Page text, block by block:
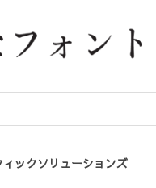
ックソリューションズ